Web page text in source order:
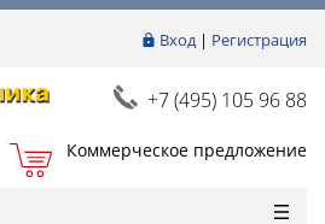
Вход| Регистрация
+7 (495) 105 96 88
Коммерческое предложение